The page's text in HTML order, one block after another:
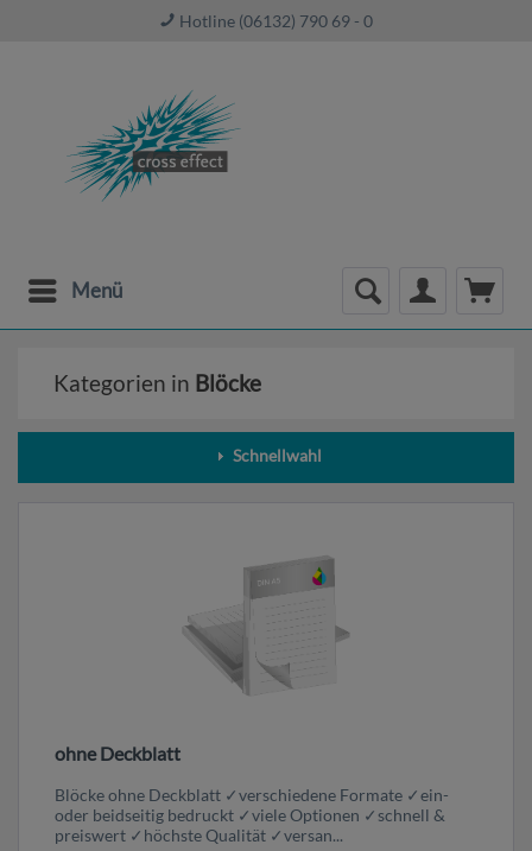
Hotline (06132) 790 69 - 0
Menü
Kategorien in Blöcke
Schnellwahl
ohne Deckblatt
Blöcke ohne Deckblatt ✓verschiedene Formate ✓ein-
oder beidseitig bedruckt ✓viele Optionen ✓schnell &
preiswert ✓höchste Qualität ✓versan...